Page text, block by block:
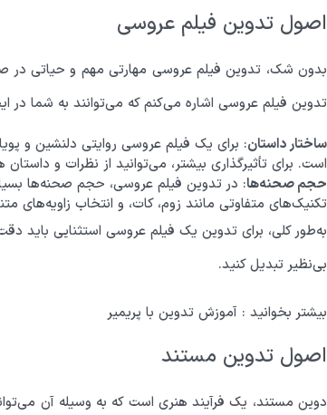
اصول تدوین فیلم عروسی
بدون شک، تدوین فیلم عروسی مهارتی مهم و حیاتی در
تدوین فیلم عروسی اشاره می‌کنم که می‌توانند به شما در
ساختار داستان: برای یک فیلم عروسی روایتی دلنشین و
است. برای تأثیرگذاری بیشتر، می‌توانید از نظرات و
حجم صحنه‌ها: در تدوین فیلم عروسی، حجم صحنه‌ها
تکنیک‌های متفاوتی مانند زوم، کات، و انتخاب زاویه‌های
به‌طور کلی، برای تدوین یک فیلم عروسی استثنایی باید
بی‌نظیر تبدیل کنید.
بیشتر بخوانید : آموزش تدوین با پریمیر
اصول تدوین مستند
دوین مستند، یک فرآیند هنری است که به وسیله آن